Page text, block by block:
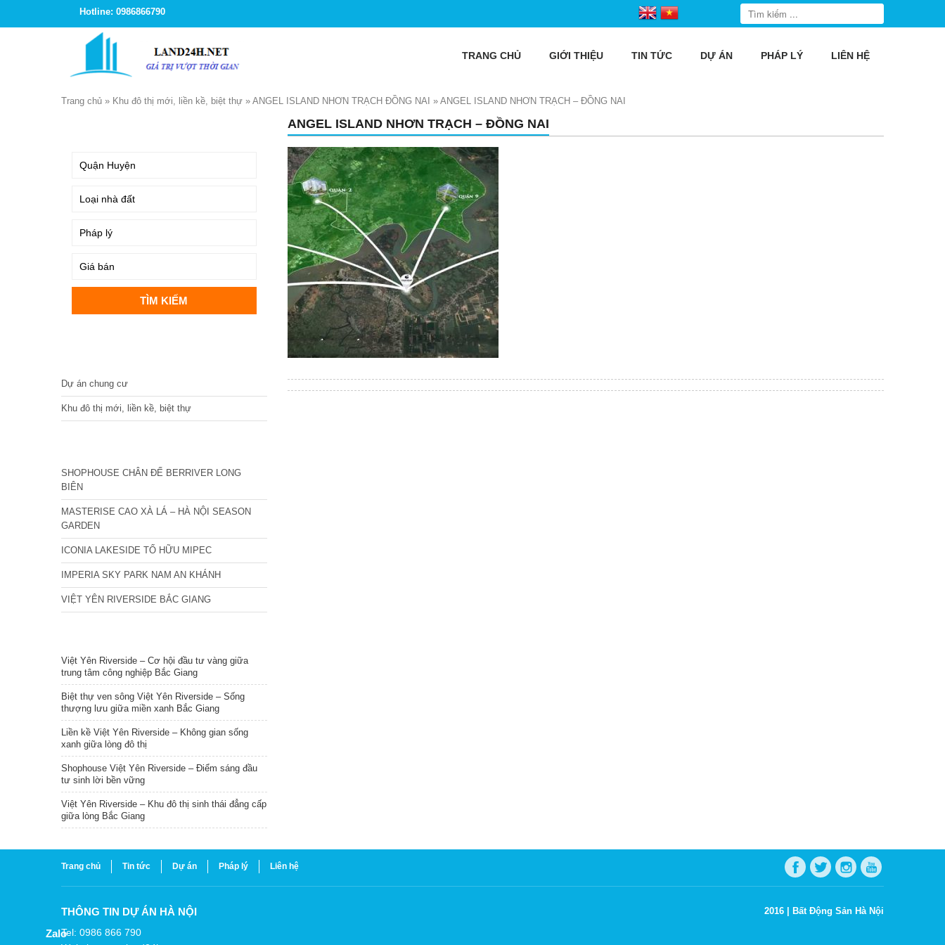
Hotline: 0986866790
TRANG CHỦ GIỚI THIỆU TIN TỨC DỰ ÁN PHÁP LÝ LIÊN HỆ
Trang chủ » Khu đô thị mới, liền kề, biệt thự » ANGEL ISLAND NHƠN TRẠCH ĐỒNG NAI » ANGEL ISLAND NHƠN TRẠCH – ĐỒNG NAI
ANGEL ISLAND NHƠN TRẠCH – ĐỒNG NAI
Dự án chung cư
Khu đô thị mới, liền kề, biệt thự
SHOPHOUSE CHÂN ĐẾ BERRIVER LONG
BIÊN
MASTERISE CAO XÀ LÁ – HÀ NỘI SEASON
GARDEN
ICONIA LAKESIDE TỐ HỮU MIPEC
IMPERIA SKY PARK NAM AN KHÁNH
VIỆT YÊN RIVERSIDE BẮC GIANG
Việt Yên Riverside – Cơ hội đầu tư vàng giữa
trung tâm công nghiệp Bắc Giang
Biệt thự ven sông Việt Yên Riverside – Sống
thượng lưu giữa miền xanh Bắc Giang
Liền kề Việt Yên Riverside – Không gian sống
xanh giữa lòng đô thị
Shophouse Việt Yên Riverside – Điểm sáng đầu
tư sinh lời bền vững
Việt Yên Riverside – Khu đô thị sinh thái đẳng cấp
giữa lòng Bắc Giang
Trang chủ Tin tức Dự án Pháp lý Liên hệ
THÔNG TIN DỰ ÁN HÀ NỘI
Tel: 0986 866 790
2016 | Bất Động Sản Hà Nội
Zalo